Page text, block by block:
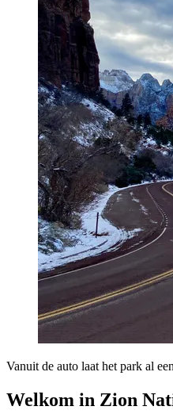
Vanuit de auto laat het park al
Welkom in Zion